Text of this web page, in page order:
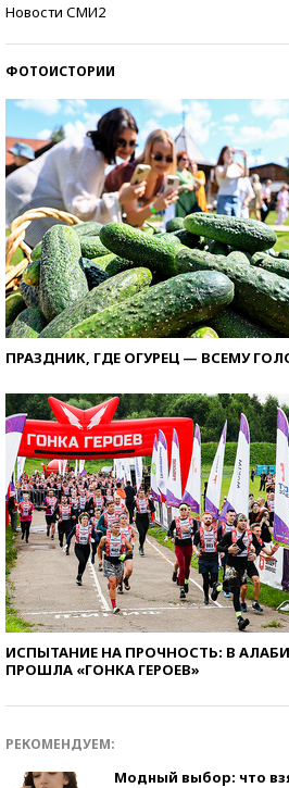
Новости СМИ2
ФОТОИСТОРИИ
ПРАЗДНИК, ГДЕ ОГУРЕЦ — ВСЕМУ
ИСПЫТАНИЕ НА ПРОЧНОСТЬ: В
ПРОШЛА «ГОНКА ГЕРОЕВ»
РЕКОМЕНДУЕМ:
Модный выбор: что